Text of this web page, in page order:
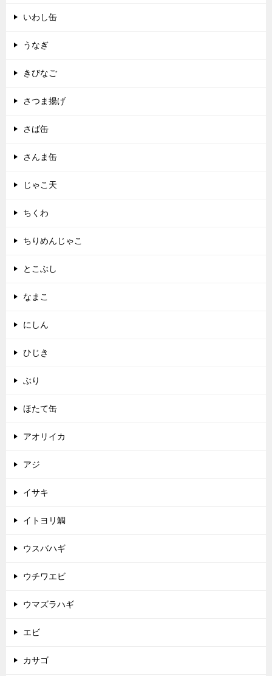
いわし缶
うなぎ
きびなご
さつま揚げ
さば缶
さんま缶
じゃこ天
ちくわ
ちりめんじゃこ
とこぶし
なまこ
にしん
ひじき
ぶり
ほたて缶
アオリイカ
アジ
イサキ
イトヨリ鯛
ウスバハギ
ウチワエビ
ウマズラハギ
エビ
カサゴ